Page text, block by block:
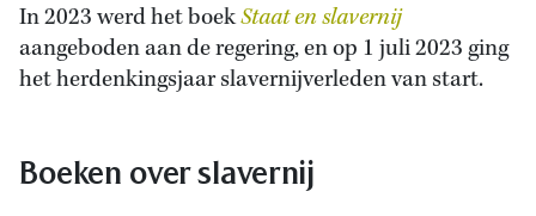
In 2023 werd het boekStaat en slavernij
aangeboden aan de regering, en op 1 juli 2023 ging
het herdenkingsjaar slavernijverleden van start.
Boeken over slavernij